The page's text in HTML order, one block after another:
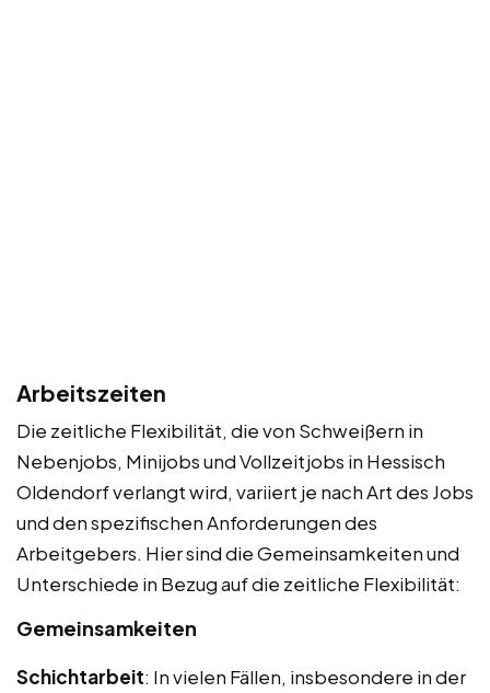
Arbeitszeiten
Die zeitliche Flexibilität, die von Schweißern in
Nebenjobs, Minijobs und Vollzeitjobs in Hessisch
Oldendorf verlangt wird, variiert je nach Art des Jobs
und den spezifischen Anforderungen des
Arbeitgebers. Hier sind die Gemeinsamkeiten und
Unterschiede in Bezug auf die zeitliche Flexibilität:
Gemeinsamkeiten
Schichtarbeit: In vielen Fällen, insbesondere in der